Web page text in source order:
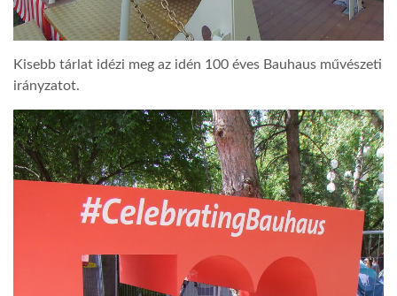
Kisebb tárlat idézi meg az idén 100 éves Bauhaus művészeti
irányzatot.